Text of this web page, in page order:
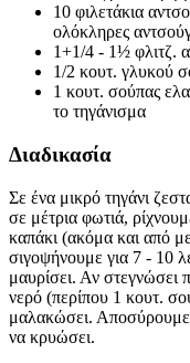
10 φιλετάκια
ολόκληρες
1+1/4 - 1½ φλιτζ.
1/2 κουτ. γλυκού
1 κουτ. σούπας
το τηγάνισμα
Διαδικασία
Σε ένα μικρό τηγάνι
σε μέτρια φωτιά,
καπάκι (ακόμα και από
σιγοψήνουμε για 7 - 10
μαυρίσει. Αν στεγνώσει
νερό (περίπου 1 κουτ.
μαλακώσει. Αποσύρουμε
να κρυώσει.